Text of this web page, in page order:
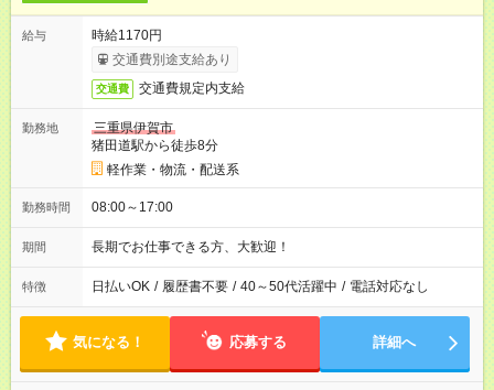
給与
時給1170円
交通費別途支給あり
交通費 交通費規定内支給
勤務地
三重県伊賀市
猪田道駅から徒歩8分
軽作業・物流・配送系
勤務時間 08:00～17:00
期間 長期でお仕事できる方、大歓迎！
特徴 日払いOK / 履歴書不要 / 40～50代活躍中 / 電話対応なし
気になる！ 応募する 詳細へ